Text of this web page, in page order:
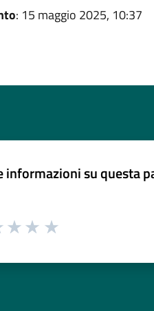
: 15 maggio 2025, 10:37
informazioni su questa